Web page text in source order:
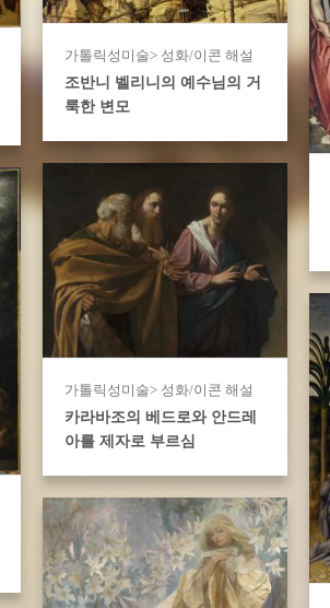
가톨릭성미술> 성화/이콘 해설
조반니 벨리니의 예수님의 거
룩한 변모
가톨릭성미술> 성화/이콘 해설
카라바조의 베드로와 안드레
아를 제자로 부르심